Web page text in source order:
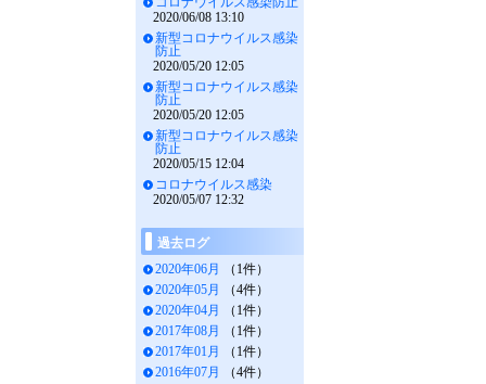
2020/06/08 13:10
新型コロナウイルス感染
防止
2020/05/20 12:05
新型コロナウイルス感染
防止
2020/05/20 12:05
新型コロナウイルス感染
防止
2020/05/15 12:04
コロナウイルス感染
2020/05/07 12:32
過去ログ
2020年06月
（1件）
2020年05月
（4件）
2020年04月
（1件）
2017年08月
（1件）
2017年01月
（1件）
2016年07月
（4件）